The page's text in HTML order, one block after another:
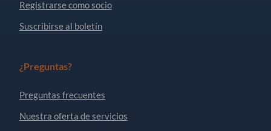
Registrarse como socio
Suscribirse al boletín
¿Preguntas?
Preguntas frecuentes
Nuestra oferta de servicios